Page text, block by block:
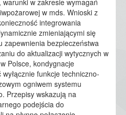
w zakresie wymagań
w mds. Wnioski z
integrowania
zmieniającymi się
zapewnienia bezpieczeństwa
do aktualizacji wytycznych w
Polsce, kondygnacje
funkcje techniczno-
ogniwem systemu
Przepisy wskazują na
podejścia do